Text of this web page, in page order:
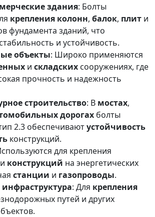
здания: Болты
крепления колонн, балок, плит и
фундамента зданий, что
и устойчивость.
объекты: Широко применяются
и складских сооружениях, где
прочность и надежность
строительство: В мостах,
дорогах болты
2.3 обеспечиваютустойчивость
конструкций.
для крепления
и конструкций на энергетических
станции и газопроводы.
: Для крепления
путей и других